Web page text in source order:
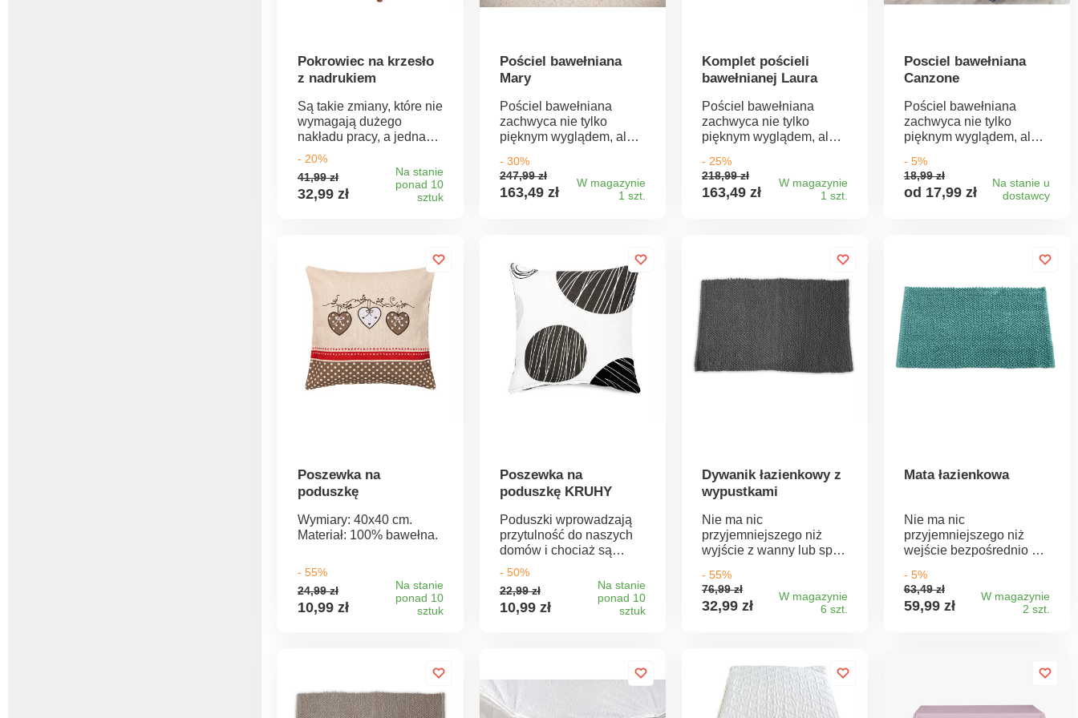
Pokrowiec na krzesło
z nadrukiem
Są takie zmiany, które nie
wymagają dużego
nakładu pracy, a jednak
potrafią całkowicie
odmienić wnętrze. Nasz
kolorowy pokrowiec na
krzesło może zdziałać
zużyciem. Wykonany z
wysoce elastycznego i
przyjemnego w dotyku
materiału.
- 20%
41,99 zł
32,99 zł
Na stanie
ponad 10
sztuk
Pościel bawełniana
Mary
Pościel bawełniana
zachwyca nie tylko
pięknym wyglądem, ale
trwałością bawełnianego
materiału. Pozwól się
rozpieszczać podczas
temperaturze 60°C, co
gwarantuje zachowanie
koloru i wszystkich
właściwości materiału.
- 30%
247,99 zł
163,49 zł
W magazynie
1 szt.
Komplet pościeli
bawełnianej Laura
Pościel bawełniana
zachwyca nie tylko
pięknym wyglądem, ale
trwałością bawełnianego
materiału. Pozwól się
rozpieszczać podczas
gwarantuje zachowanie
koloru i wszystkich
właściwości materiału.
- 25%
218,99 zł
163,49 zł
W magazynie
1 szt.
Posciel bawełniana
Canzone
Pościel bawełniana
zachwyca nie tylko
pięknym wyglądem, ale
trwałością bawełnianego
materiału. Pozwól się
rozpieszczać podczas
gwarantuje zachowanie
koloru i wszystkich
właściwości materiału.
- 5%
18,99 zł
od 17,99 zł
Na stanie u
dostawcy
Poszewka na
poduszkę
Wymiary: 40x40 cm.
Materiał: 100% bawełna.
- 55%
24,99 zł
10,99 zł
Na stanie
ponad 10
sztuk
Poszewka na
poduszkę KRUHY
Poduszki wprowadzają
przytulność do naszych
domów i chociaż są
małe, mogą zrobić
wielkie rzeczy z domową
atmosferą. Poszewka na
poduszkę ma górną
szary.100% bawełna40 x
40 cmPraktyczne
zapięcie na zamek
- 50%
22,99 zł
10,99 zł
Na stanie
ponad 10
sztuk
Dywanik łazienkowy z
wypustkami
Nie ma nic
przyjemniejszego niż
wyjście z wanny lub spod
na miękki i chłonny
dywanik.
- 55%
76,99 zł
32,99 zł
W magazynie
6 szt.
Mata łazienkowa
Nie ma nic
przyjemniejszego niż
wejście bezpośrednio z
miękką i chłonną matę. Z
tą matą będziesz
wchodzić tylko w
wykończeniem.
- 5%
63,49 zł
59,99 zł
W magazynie
2 szt.